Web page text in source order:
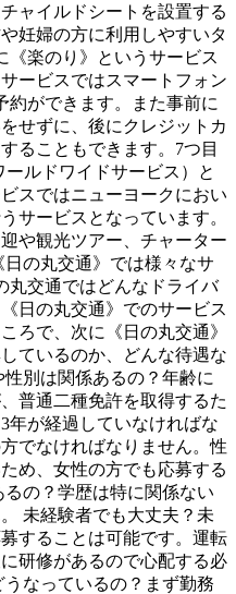
ャイルドシートを設置する
妊婦の方に利用しやすいタ
《楽のり》というサービス
ービスではスマートフォン
約ができます。また事前に
せずに、後にクレジットカ
ることもできます。7つ目
ルドワイドサービス）と
スではニューヨークにおい
サービスとなっています。
や観光ツアー、チャーター
の丸交通》では様々なサ
丸交通ではどんなドライバ
日の丸交通》でのサービス
ろで、次に《日の丸交通》
ているのか、どんな待遇な
別は関係あるの？年齢に
普通二種免許を取得するた
年が経過していなければな
でなければなりません。性
め、女性の方でも応募する
の？学歴は特に関係ない
未経験者でも大丈夫？未
することは可能です。運転
研修があるので心配する必
なっているの？まず勤務